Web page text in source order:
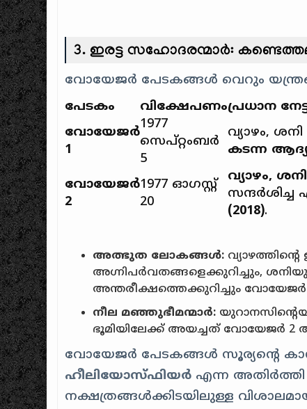
3. ഇരട്ട സഹോദരന്മാർ:
വോയേജർ പേടകങ്ങൾ വെറും
പേടകം
വിക്ഷേപണംപ്രധാന
വോയേജർ
1
1977
സെപ്റ്റംബർ
5
വ്യാഴം,
കടന്ന ആദ്യ
വോയേജർ
2
1977 ഓഗസ്റ്റ്
20
വ്യാഴം,
(2018).
അത്ഭുത ലോകങ്ങൾ:
അഗ്നിപർവതങ്ങളെക്കുറിച്ചും,
അന്തരീക്ഷത്തെക്കുറിച്ചും
നീല മഞ്ഞുഭീമന്മാർ:
ഭൂമിയിലേക്ക് അയച്ചത് വോയേജർ
വോയേജർ പേടകങ്ങൾ സൂര്യൻ്റെ
ഹീലിയോസ്ഫിയർ എന്ന അതിർത്തി
നക്ഷത്രങ്ങൾക്കിടയിലുള്ള